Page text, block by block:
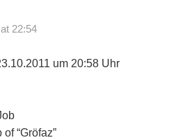
22:54
um 20:58 Uhr
“Gröfaz”